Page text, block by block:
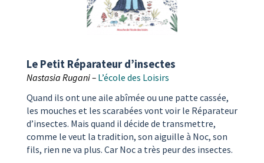
Le Petit Réparateur d’insectes
Nastasia Rugani – L’école des Loisirs
Quand ils ont une aile abîmée ou une patte cassée,
les mouches et les scarabées vont voir le Réparateur
d’insectes. Mais quand il décide de transmettre,
comme le veut la tradition, son aiguille à Noc, son
fils, rien ne va plus. Car Noc a très peur des insectes.